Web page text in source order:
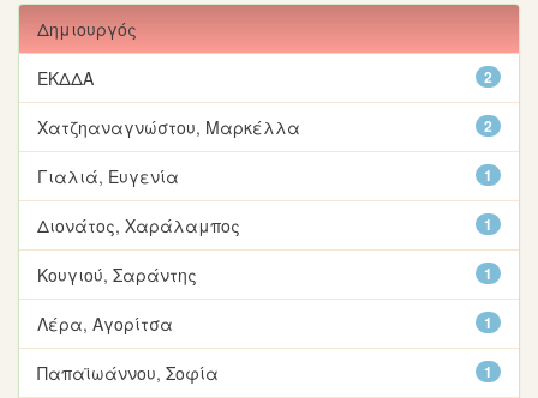
Δημιουργός
2
ΕΚΔΔΑ
2
Χατζηαναγνώστου, Μαρκέλλα
1
Γιαλιά, Ευγενία
1
Διονάτος, Χαράλαμπος
1
Κουγιού, Σαράντης
1
Λέρα, Αγορίτσα
1
Παπαϊωάννου, Σοφία